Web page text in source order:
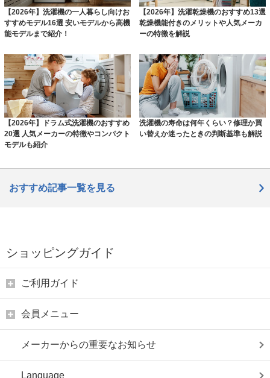
【2026年】洗濯機の一人暮らし向けお
すすめモデル16選 安いモデルから高機
能モデルまで紹介！
【2026年】洗濯乾燥機のおすすめ13選
乾燥機能付きのメリットや人気メーカ
ーの特徴を解説
【2026年】ドラム式洗濯機のおすすめ
20選 人気メーカーの特徴やコンパクト
モデルも紹介
洗濯機の寿命は何年くらい？修理か買
い替えか迷ったときの判断基準も解説
おすすめ記事一覧を見る
ショッピングガイド
ご利用ガイド
会員メニュー
メーカーからの重要なお知らせ
Language